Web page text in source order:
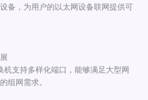
备，为用户的以太网设备联网提供可
机支持多样化端口，能够满足大型网
组网需求。